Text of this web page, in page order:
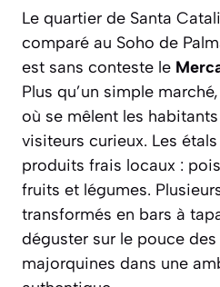
Le quartier de Santa
comparé au Soho de
est sans conteste le
Plus qu’un simple
où se mêlent les
visiteurs curieux. Les
produits frais locaux :
fruits et légumes.
transformés en bars à
déguster sur le pouce
majorquines dans une